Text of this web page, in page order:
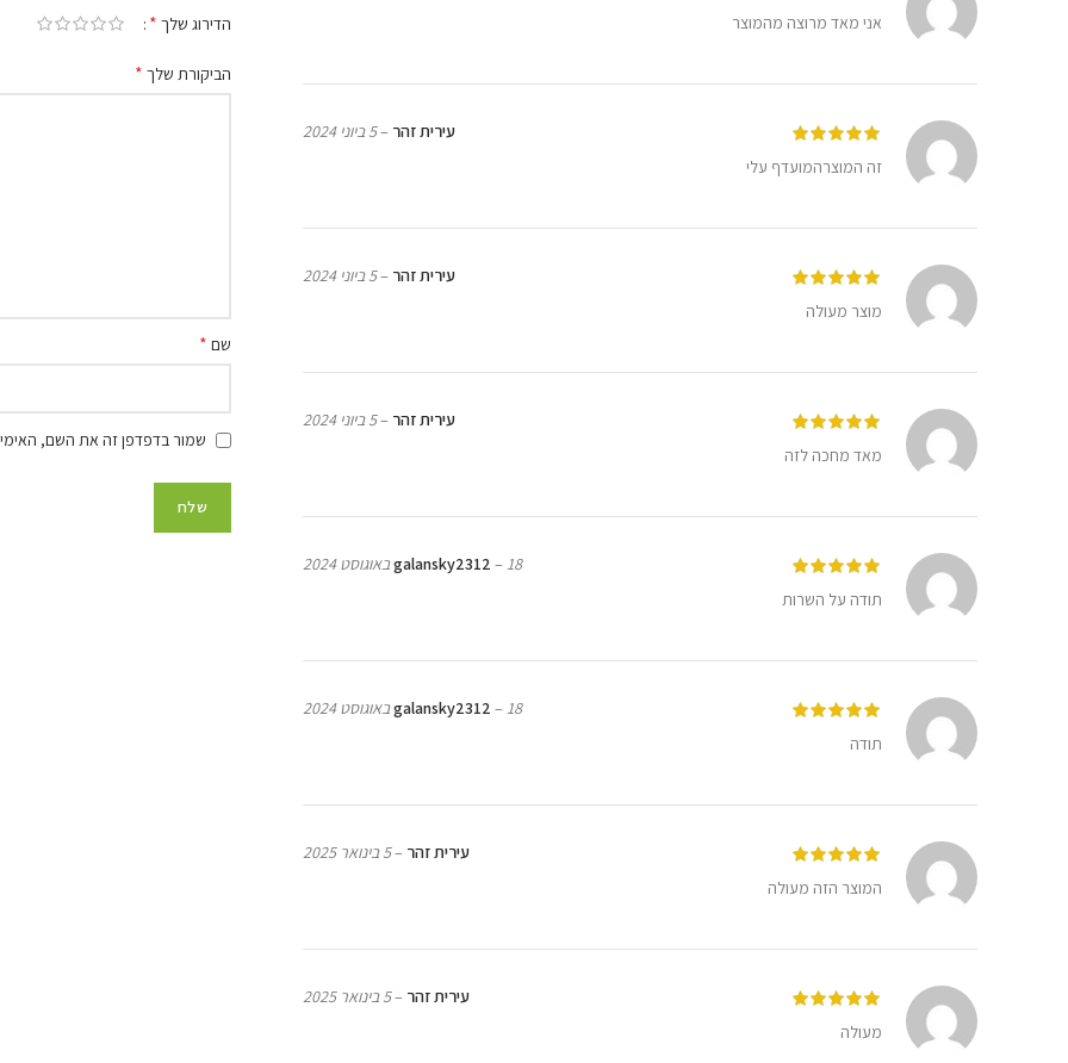
אני מאד מרוצה מהמוצר
עירית זהר –5 ביוני 2024
זה המוצרהמועדף עלי
עירית זהר –5 ביוני 2024
מוצר מעולה
עירית זהר –5 ביוני 2024
מאד מחכה לזה
galansky2312 – 18 באוגוסט 2024
תודה על השרות
galansky2312 – 18 באוגוסט 2024
תודה
עירית זהר –5 בינואר 2025
המוצר הזה מעולה
עירית זהר –5 בינואר 2025
מעולה
הדירוג שלך *
הביקורת שלך *
שם *
שמור בדפדפן זה את השם,